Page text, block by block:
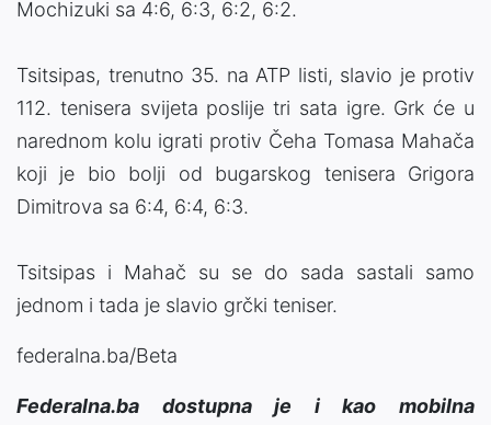
Mochizuki sa 4:6, 6:3, 6:2, 6:2.
Tsitsipas, trenutno 35. na ATP listi, slavio je protiv
112. tenisera svijeta poslije tri sata igre. Grk će u
narednom kolu igrati protiv Čeha Tomasa Mahača
koji je bio bolji od bugarskog tenisera Grigora
Dimitrova sa 6:4, 6:4, 6:3.
Tsitsipas i Mahač su se do sada sastali samo
jednom i tada je slavio grčki teniser.
federalna.ba/Beta
Federalna.ba dostupna je i kao mobilna